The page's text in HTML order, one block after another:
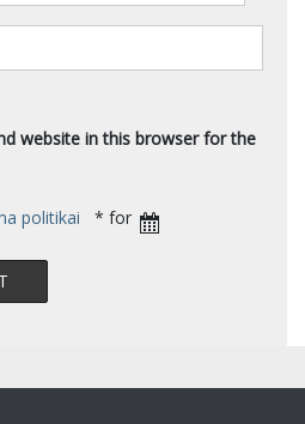
website in this browser for the
politikai * for